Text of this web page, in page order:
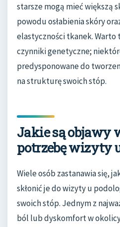
starsze mogą mieć większą
powodu osłabienia skóry
elastyczności tkanek. Warto
czynniki genetyczne;
predysponowane do
na strukturę swoich stóp.
Jakie są objawy
potrzebę wizyty
Wiele osób zastanawia się,
skłonić je do wizyty u
swoich stóp. Jednym z
ból lub dyskomfort w